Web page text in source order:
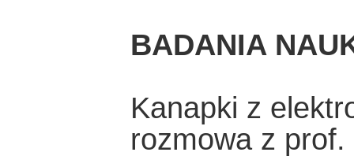
BADANIA
Kanapki z
rozmowa z